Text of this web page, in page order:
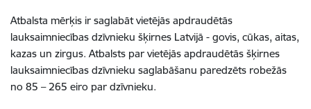
Atbalsta mērķis ir saglabāt vietējās apdraudētās
lauksaimniecības dzīvnieku šķirnes Latvijā - govis, cūkas, aitas,
kazas un zirgus. Atbalsts par vietējās apdraudētās šķirnes
lauksaimniecības dzīvnieku saglabāšanu paredzēts robežās
no 85 – 265 eiro par dzīvnieku.